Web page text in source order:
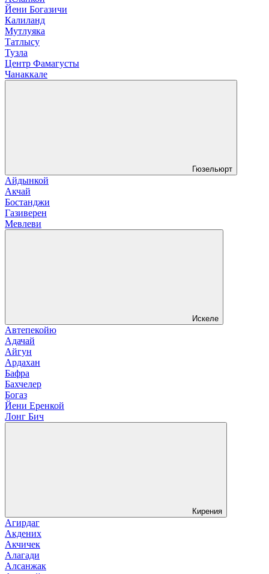
Йени Богазичи
Калиланд
Мутлуяка
Татлысу
Тузла
Центр Фамагусты
Чанаккале
Гюзельюрт
Айдынкой
Акчай
Бостанджи
Газиверен
Мевлеви
Искеле
Автепекойю
Адачай
Айгун
Ардахан
Бафра
Бахчелер
Богаз
Йени Еренкой
Лонг Бич
Кирения
Агирдаг
Акдених
Акчичек
Алагади
Алсанжак